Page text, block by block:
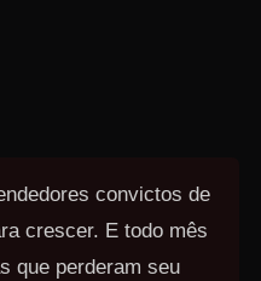
convictos de
crescer. E todo mês
que perderam seu